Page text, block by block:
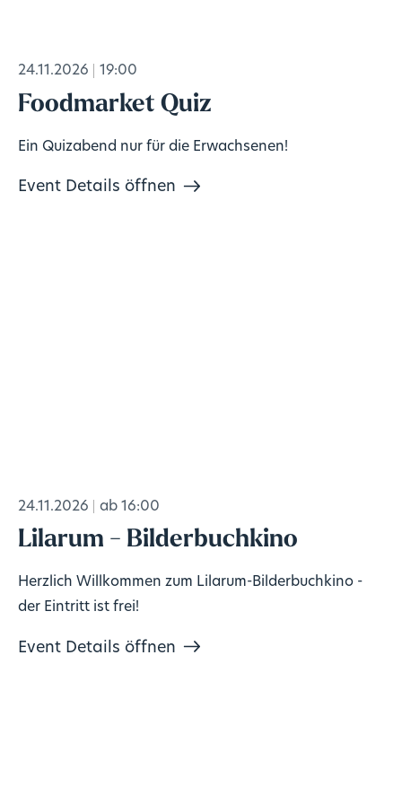
24.11.2026 19:00
Foodmarket Quiz
Ein Quizabend nur für die Erwachsenen!
Event Details öffnen
24.11.2026 ab 16:00
Lilarum - Bilderbuchkino
Herzlich Willkommen zum Lilarum-Bilderbuchkino -
der Eintritt ist frei!
Event Details öffnen